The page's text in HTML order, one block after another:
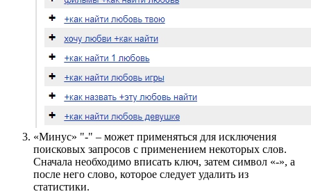
«Минус» "-" – может применяться для исключения
поисковых запросов с применением некоторых слов.
Сначала необходимо вписать ключ, затем символ «-», а
после него слово, которое следует удалить из
статистики.